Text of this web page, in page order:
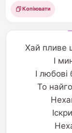
Поділитися
Копіювати
Хай пливе
І
І
То